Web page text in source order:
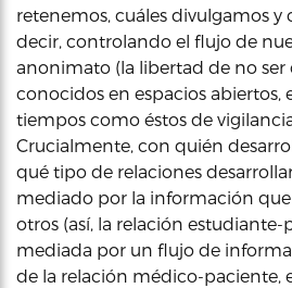
retenemos, cuáles divulgamos y
decir, controlando el flujo de
anonimato (la libertad de no
conocidos en espacios abiertos,
tiempos como éstos de
Crucialmente, con quién
qué tipo de relaciones
mediado por la información
otros (así, la relación estudiante-
mediada por un flujo de
de la relación médico-paciente,